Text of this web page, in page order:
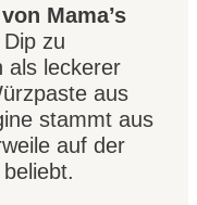
Mama’s
zu
als leckerer
aus
stammt aus
auf der